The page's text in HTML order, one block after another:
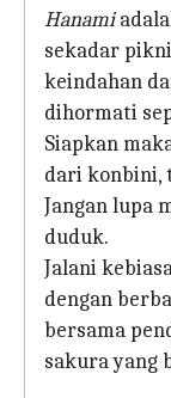
Hanami
sekadar
keindahan
dihormati
Siapkan
dari konbini,
Jangan lupa
duduk.
Jalani
dengan
bersama
sakura yang